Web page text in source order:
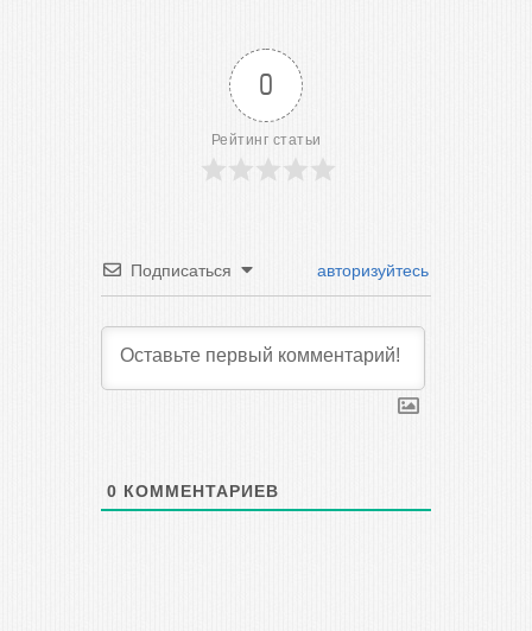
0
Рейтинг статьи
Подписаться авторизуйтесь
0 КОММЕНТАРИЕВ